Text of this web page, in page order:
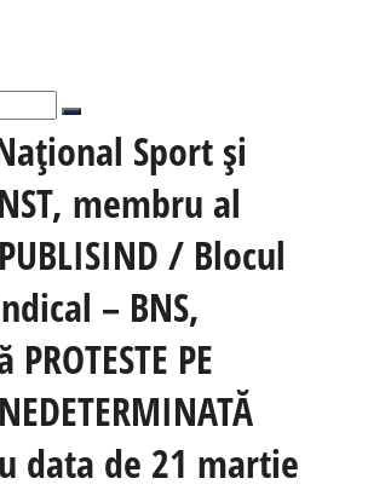
Sport și
membru al
/ Blocul
– BNS,
PE
data de 21 martie